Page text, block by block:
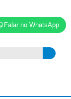
Falar no WhatsApp